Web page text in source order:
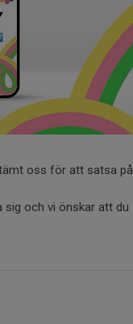
oss för att satsa på
sig och vi önskar att du